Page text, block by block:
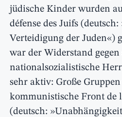
jüdische Kinder wurden
défense des Juifs
Verteidigung der Juden«)
war der Widerstand gegen
nationalsozialistische
sehr aktiv: Große
kommunistische Front de
(deutsch: